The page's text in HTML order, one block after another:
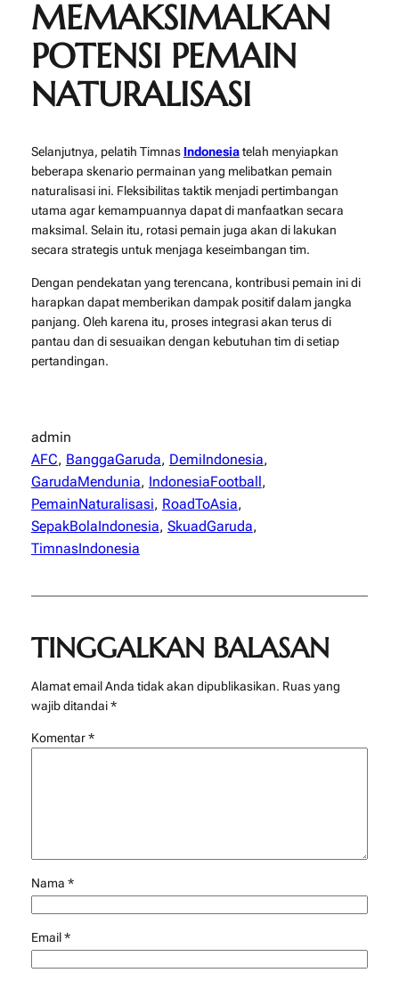
MEMAKSIMALKAN
POTENSI PEMAIN
NATURALISASI
Selanjutnya, pelatih Timnas Indonesiatelah menyiapkan
beberapa skenario permainan yang melibatkan pemain
naturalisasi ini. Fleksibilitas taktik menjadi pertimbangan
utama agar kemampuannya dapat di manfaatkan secara
maksimal. Selain itu, rotasi pemain juga akan di lakukan
secara strategis untuk menjaga keseimbangan tim.
Dengan pendekatan yang terencana, kontribusi pemain ini di
harapkan dapat memberikan dampak positif dalam jangka
panjang. Oleh karena itu, proses integrasi akan terus di
pantau dan di sesuaikan dengan kebutuhan tim di setiap
pertandingan.
admin
AFC, BanggaGaruda, DemiIndonesia
GarudaMendunia, IndonesiaFootball
PemainNaturalisasi, RoadToAsia
SepakBolaIndonesia, SkuadGaruda
TimnasIndonesia
TINGGALKAN BALASAN
Alamat email Anda tidak akan dipublikasikan. Ruas yang
wajib ditandai*
Komentar*
Nama *
Email*